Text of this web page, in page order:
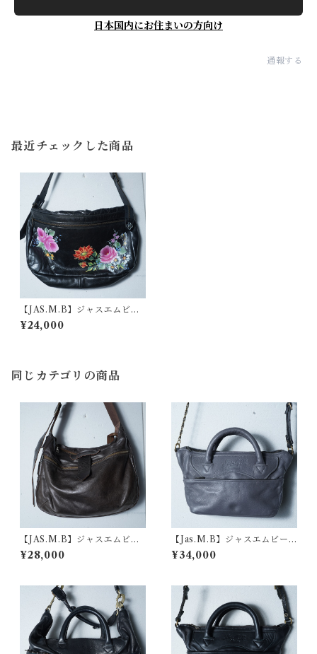
日本国内にお住まいの方向け
通報する
最近チェックした商品
【JAS.M.B】ジャスエムビー
花柄レザーショルダーバッグ b
lack
¥24,000
同じカテゴリの商品
【JAS.M.B】ジャスエムビー
"dark wear"2WAY レザーシ
ョルダーバッグ black
¥28,000
【Jas.M.B】ジャスエムビー
ロゴ入ウイングスミニ・２WA
Yレザーショルダーバッグ g
¥34,000